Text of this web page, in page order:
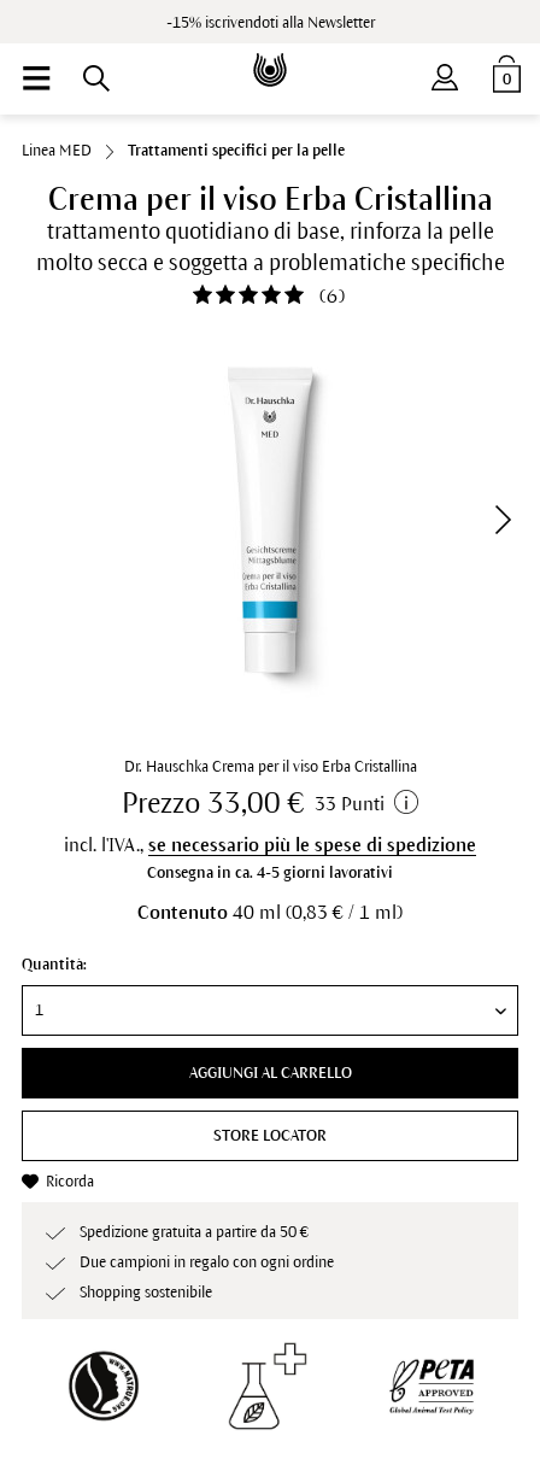
-15% iscrivendoti alla Newsletter
0
Linea MED Trattamenti specifici per la pelle
Crema per il viso Erba Cristallina
trattamento quotidiano di base, rinforza la pelle
molto secca e soggetta a problematiche specifiche
(6)
Dr. Hauschka Crema per il viso Erba Cristallina
Prezzo 33,00 € 33 Punti
incl. l'IVA., se necessario più le spese di spedizione
Consegna in ca. 4-5 giorni lavorativi
Contenuto 40 ml (0,83 € / 1 ml)
Quantità:
AGGIUNGI AL CARRELLO
STORE LOCATOR
Ricorda
Spedizione gratuita a partire da 50 €
Due campioni in regalo con ogni ordine
Shopping sostenibile